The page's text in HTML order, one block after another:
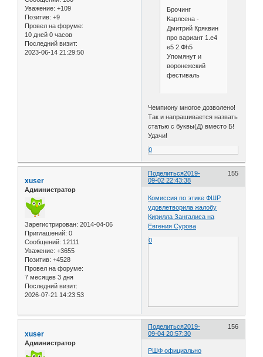
Уважение: +109
Позитив: +9
Провел на форуме:
10 дней 0 часов
Последний визит:
2023-06-14 21:29:50
Брочинг
Карлсена -
Дмитрий Кряквин
про вариант 1.e4
e5 2.Фh5
Упомянут и
воронежский
фестиваль
Чемпиону многое дозволено!
Так и напрашивается назвать
статью с буквы(Д) вместо Б!
Удачи!
0
Поделиться 155
2019-
09-02 22:43:38
xuser
Администратор
Зарегистрирован: 2014-04-06
Приглашений: 0
Сообщений: 12111
Уважение: +3655
Позитив: +4528
Провел на форуме:
7 месяцев 3 дня
Последний визит:
2026-07-21 14:23:53
Комиссия по этике ФШР
удовлетворила жалобу
Кирилла Зангалиса на
Евгения Сурова
0
Поделиться 156
2019-
09-04 20:57:30
xuser
Администратор
РШФ официально